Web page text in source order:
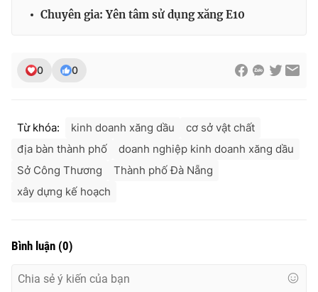
Chuyên gia: Yên tâm sử dụng xăng E10
0 0
Từ khóa: kinh doanh xăng dầu
cơ sở vật chất
địa bàn thành phố
doanh nghiệp kinh doanh xăng dầu
Sở Công Thương
Thành phố Đà Nẵng
xây dựng kế hoạch
Bình luận (0)